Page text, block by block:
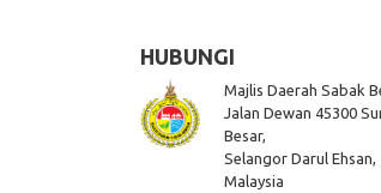
HUBUNGI
Majlis Daerah Sabak
Jalan Dewan 45300
Besar,
Selangor Darul Ehsan,
Malaysia